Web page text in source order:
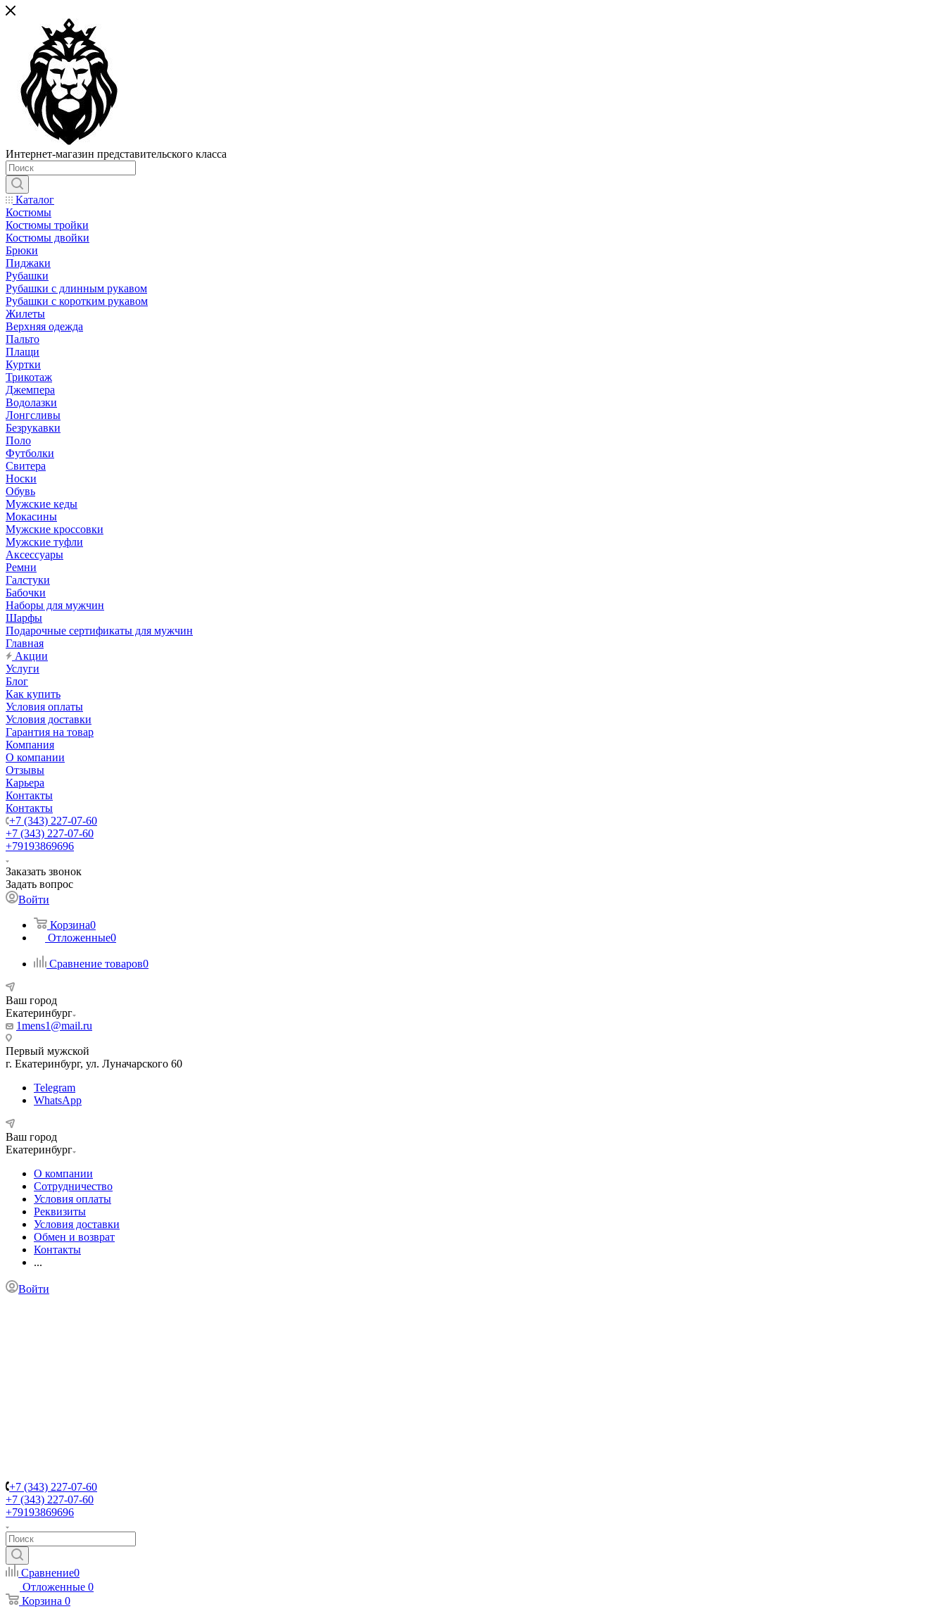
Интернет-магазин представительского класса
Каталог
Костюмы
Костюмы тройки
Костюмы двойки
Брюки
Пиджаки
Рубашки
Рубашки с длинным рукавом
Рубашки с коротким рукавом
Жилеты
Верхняя одежда
Пальто
Плащи
Куртки
Трикотаж
Джемпера
Водолазки
Лонгсливы
Безрукавки
Поло
Футболки
Свитера
Носки
Обувь
Мужские кеды
Мокасины
Мужские кроссовки
Мужские туфли
Аксессуары
Ремни
Галстуки
Бабочки
Наборы для мужчин
Шарфы
Подарочные сертификаты для мужчин
Главная
Акции
Услуги
Блог
Как купить
Условия оплаты
Условия доставки
Гарантия на товар
Компания
О компании
Отзывы
Карьера
Контакты
Контакты
+7 (343) 227-07-60
+7 (343) 227-07-60
+79193869696
Заказать звонок
Задать вопрос
Войти
Корзина0
Отложенные0
Сравнение товаров0
Ваш город
Екатеринбург
1mens1@mail.ru
Первый мужской
г. Екатеринбург, ул. Луначарского 60
Telegram
WhatsApp
Ваш город
Екатеринбург
О компании
Сотрудничество
Условия оплаты
Реквизиты
Условия доставки
Обмен и возврат
Контакты
...
Войти
+7 (343) 227-07-60
+7 (343) 227-07-60
+79193869696
Сравнение0
Отложенные 0
Корзина 0